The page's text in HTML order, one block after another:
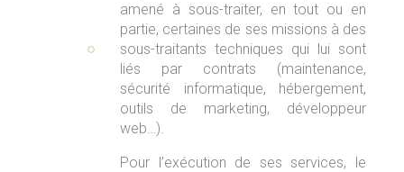
amené à sous-traiter, en tout ou en
partie, certaines de ses missions à des
sous-traitants techniques qui lui sont
liés par contrats (maintenance,
sécurité informatique, hébergement,
outils de marketing, développeur
web…).
Pour l’exécution de ses services, le